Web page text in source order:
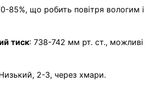
85%, що робить повітря вологим і
тиск: 738-742 мм рт. ст., можливі
2-3, через хмари.